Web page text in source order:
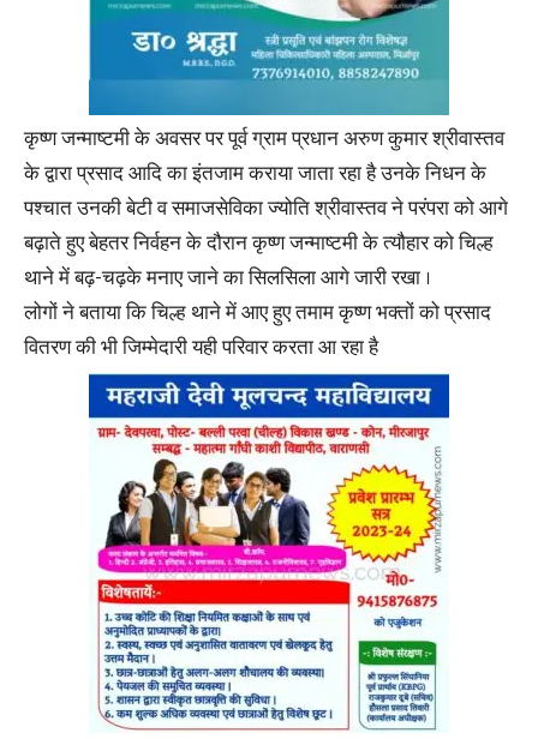
कृष्ण जन्माष्टमी के अवसर पर पूर्व ग्राम प्रधान अरुण कुमार श्रीवास्तव
के द्वारा प्रसाद आदि का इंतजाम कराया जाता रहा है उनके निधन के
पश्चात उनकी बेटी व समाजसेविका ज्योति श्रीवास्तव ने परंपरा को आगे
बढ़ाते हुए बेहतर निर्वहन के दौरान कृष्ण जन्माष्टमी के त्यौहार को चिल्ह
थाने में बढ़-चढ़के मनाए जाने का सिलसिला आगे जारी रखा ।
लोगों ने बताया कि चिल्ह थाने में आए हुए तमाम कृष्ण भक्तों को प्रसाद
वितरण की भी जिम्मेदारी यही परिवार करता आ रहा है